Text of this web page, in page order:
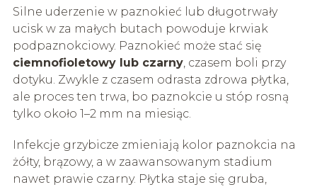
Silne uderzenie w paznokieć lub długotrwały
ucisk w za małych butach powoduje krwiak
podpaznokciowy. Paznokieć może stać się
ciemnofioletowy lub czarny, czasem boli przy
dotyku. Zwykle z czasem odrasta zdrowa płytka,
ale proces ten trwa, bo paznokcie u stóp rosną
tylko około 1–2 mm na miesiąc.
Infekcje grzybicze zmieniają kolor paznokcia na
żółty, brązowy, a w zaawansowanym stadium
nawet prawie czarny. Płytka staje się gruba,